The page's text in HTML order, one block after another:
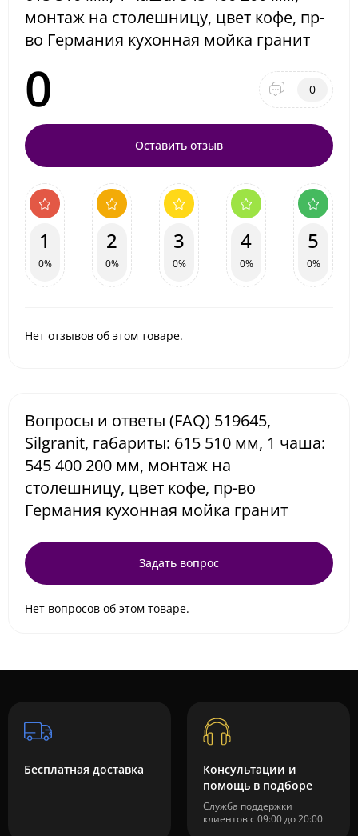
монтаж на столешницу, цвет кофе, пр-
во Германия кухонная мойка гранит
0 0
Оставить отзыв
1
0%
2
0%
3
0%
4
0%
5
0%
Нет отзывов об этом товаре.
Вопросы и ответы (FAQ) 519645,
Silgranit, габариты: 615 510 мм, 1 чаша:
545 400 200 мм, монтаж на
столешницу, цвет кофе, пр-во
Германия кухонная мойка гранит
Задать вопрос
Нет вопросов об этом товаре.
Бесплатная доставка
Консультации и
помощь в подборе
Служба поддержки
клиентов с 09:00 до 20:00